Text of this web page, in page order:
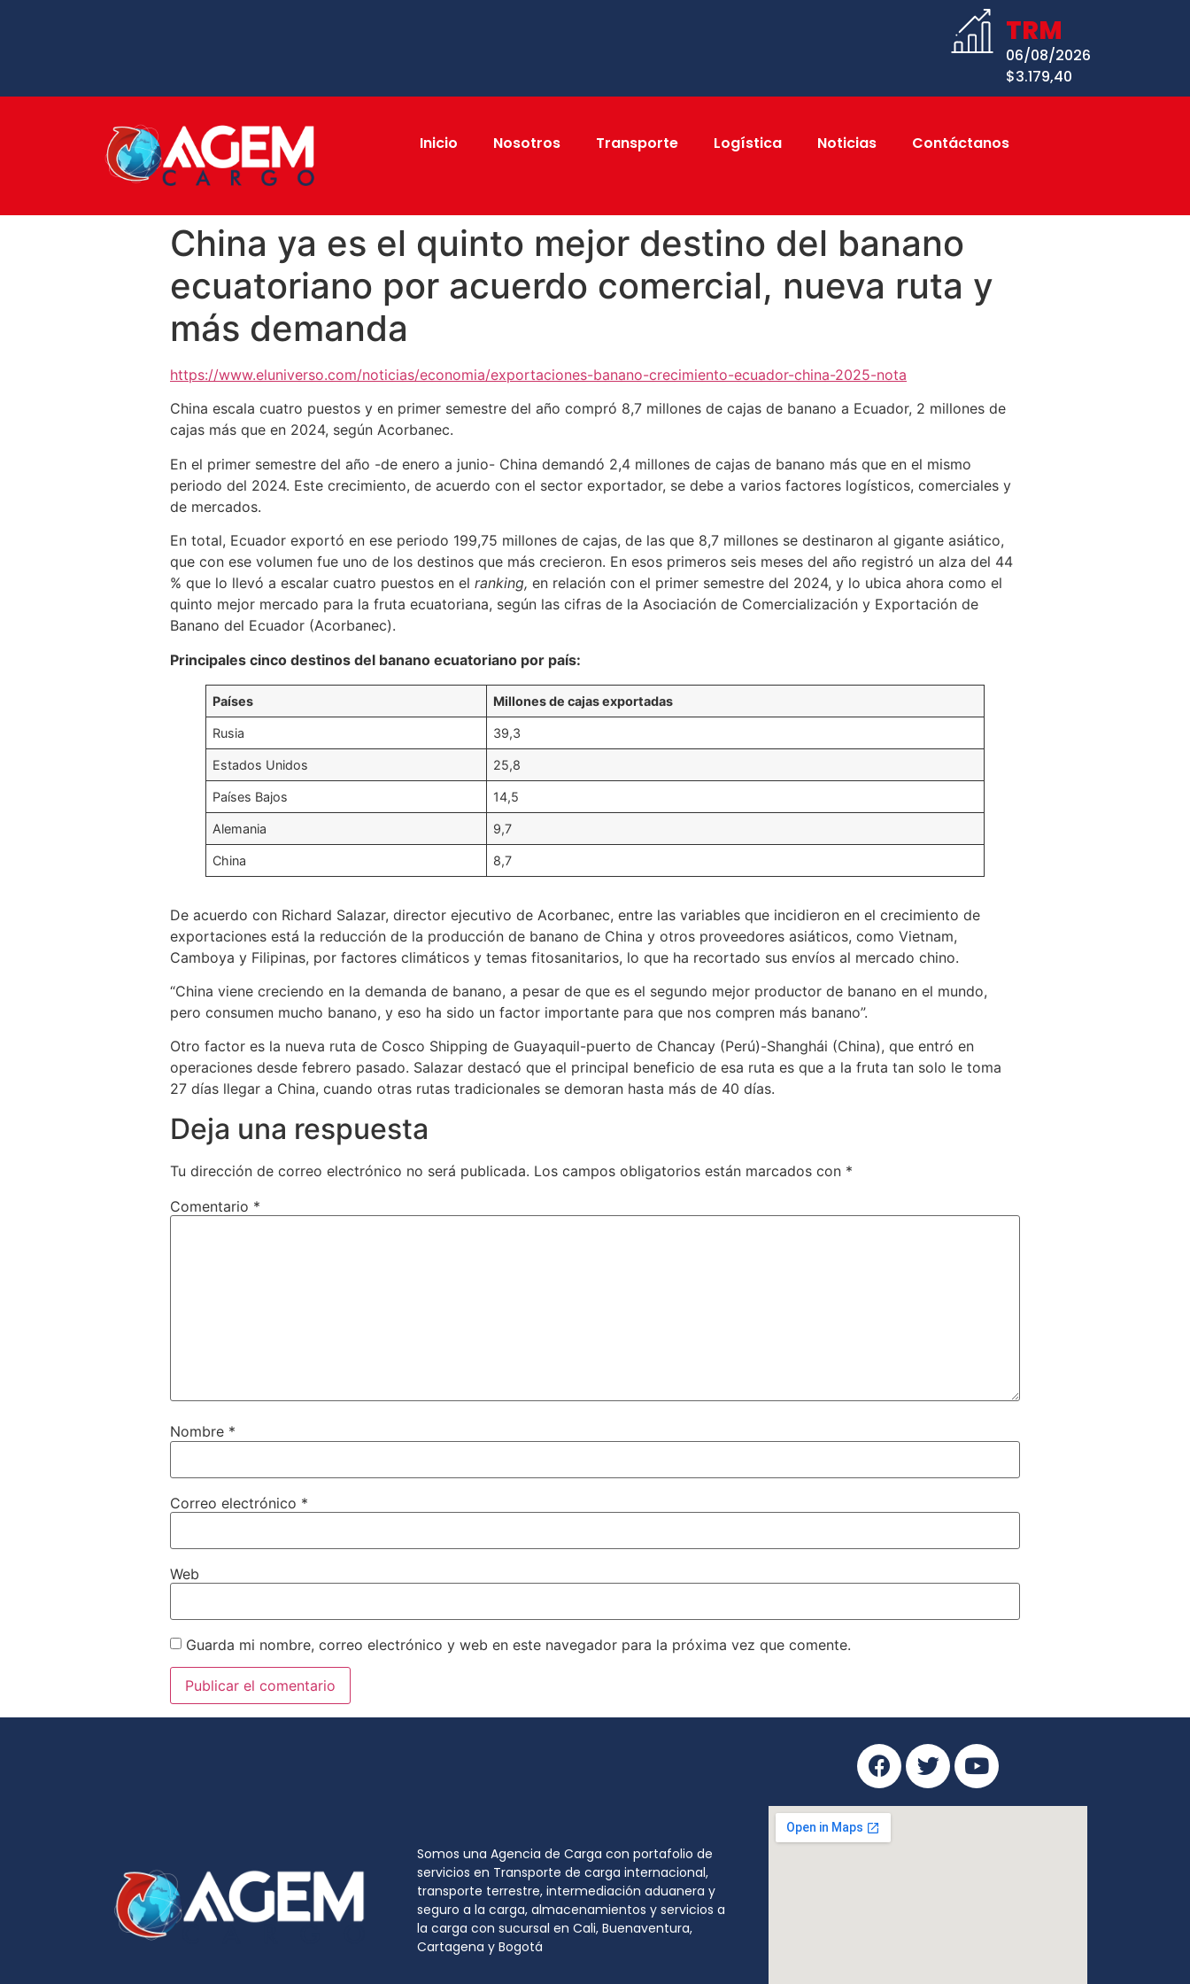
TRM
06/08/2026
$3.179,40
Inicio Nosotros Transporte Logística Noticias Contáctanos
China ya es el quinto mejor destino del banano
ecuatoriano por acuerdo comercial, nueva ruta y
más demanda
https://www.eluniverso.com/noticias/economia/exportaciones-banano-crecimiento-ecuador-china-2025-nota
China escala cuatro puestos y en primer semestre del año compró 8,7 millones de cajas de banano a Ecuador, 2 millones de
cajas más que en 2024, según Acorbanec.
En el primer semestre del año -de enero a junio- China demandó 2,4 millones de cajas de banano más que en el mismo
periodo del 2024. Este crecimiento, de acuerdo con el sector exportador, se debe a varios factores logísticos, comerciales y
de mercados.
En total, Ecuador exportó en ese periodo 199,75 millones de cajas, de las que 8,7 millones se destinaron al gigante asiático,
que con ese volumen fue uno de los destinos que más crecieron. En esos primeros seis meses del año registró un alza del 44
% que lo llevó a escalar cuatro puestos en el ranking, en relación con el primer semestre del 2024, y lo ubica ahora como el
quinto mejor mercado para la fruta ecuatoriana, según las cifras de la Asociación de Comercialización y Exportación de
Banano del Ecuador (Acorbanec).
Principales cinco destinos del banano ecuatoriano por país:
Países Millones de cajas exportadas
Rusia 39,3
Estados Unidos 25,8
Países Bajos 14,5
Alemania 9,7
China 8,7
De acuerdo con Richard Salazar, director ejecutivo de Acorbanec, entre las variables que incidieron en el crecimiento de
exportaciones está la reducción de la producción de banano de China y otros proveedores asiáticos, como Vietnam,
Camboya y Filipinas, por factores climáticos y temas fitosanitarios, lo que ha recortado sus envíos al mercado chino.
“China viene creciendo en la demanda de banano, a pesar de que es el segundo mejor productor de banano en el mundo,
pero consumen mucho banano, y eso ha sido un factor importante para que nos compren más banano”.
Otro factor es la nueva ruta de Cosco Shipping de Guayaquil-puerto de Chancay (Perú)-Shanghái (China), que entró en
operaciones desde febrero pasado. Salazar destacó que el principal beneficio de esa ruta es que a la fruta tan solo le toma
27 días llegar a China, cuando otras rutas tradicionales se demoran hasta más de 40 días.
Deja una respuesta
Tu dirección de correo electrónico no será publicada. Los campos obligatorios están marcados con *
Comentario *
Nombre *
Correo electrónico *
Web
Guarda mi nombre, correo electrónico y web en este navegador para la próxima vez que comente.
Somos una Agencia de Carga con portafolio de
servicios en Transporte de carga internacional,
transporte terrestre, intermediación aduanera y
seguro a la carga, almacenamientos y servicios a
la carga con sucursal en Cali, Buenaventura,
Cartagena y Bogotá